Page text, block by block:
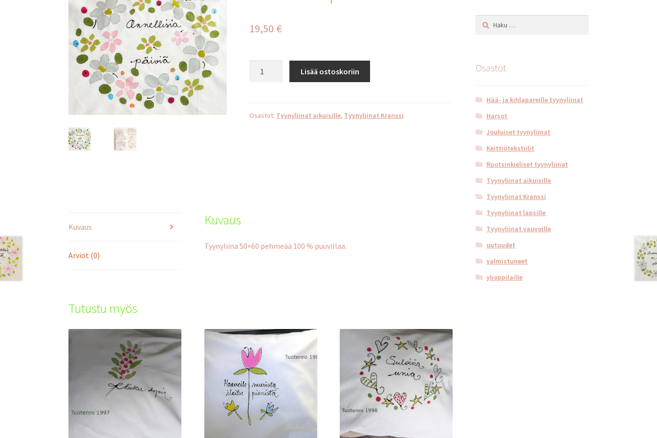
19,50 €
Lisää ostoskoriin
Osastot: Tyynyliinat aikuisille, Tyynyliinat Kranssi
Kuvaus
Arviot (0)
Kuvaus
Tyynyliina 50×60 pehmeää 100 % puuvillaa.
Tutustu myös
Haku:
Osastot
Hää- ja kihlapareille tyynyliinat
Harsot
Jouluiset tyynyliinat
Keittiötekstiilit
Ruotsinkieliset tyynyliinat
Tyynyliinat aikuisille
Tyynyliinat Kranssi
Tyynyliinat lapsille
Tyynyliinat vauvoille
uutuudet
valmistuneet
ylioppilaille